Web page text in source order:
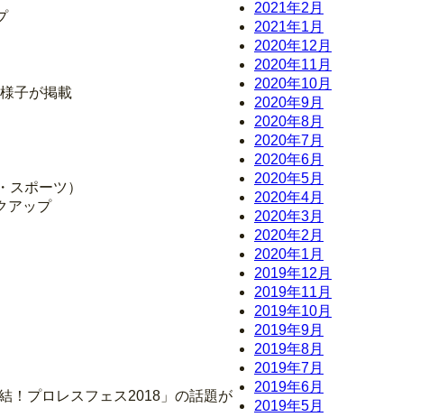
子が掲載
ポーツ）
アップ
！プロレスフェス2018」の話題が
2021年2月
2021年1月
2020年12月
2020年11月
2020年10月
2020年9月
2020年8月
2020年7月
2020年6月
2020年5月
2020年4月
2020年3月
2020年2月
2020年1月
2019年12月
2019年11月
2019年10月
2019年9月
2019年8月
2019年7月
2019年6月
2019年5月